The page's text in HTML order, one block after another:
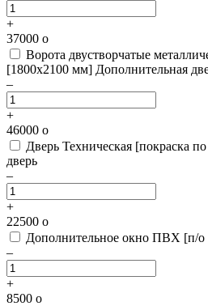
+
37000 o
Ворота двустворчатые
[1800х2100 мм] Дополнительная
–
+
46000 o
Дверь Техническая [покраска
дверь
–
+
22500 o
Дополнительное окно ПВХ [п/о
–
+
8500 o